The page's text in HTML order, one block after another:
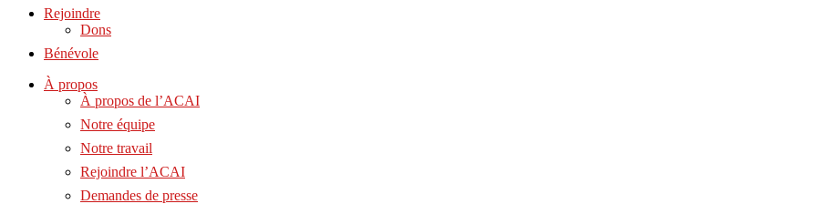
Rejoindre
Dons
Bénévole
À propos
À propos de l’ACAI
Notre équipe
Notre travail
Rejoindre l’ACAI
Demandes de presse